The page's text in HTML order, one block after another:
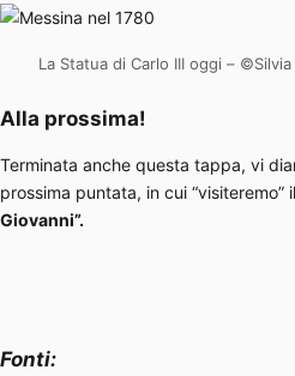
La Statua di Carlo III oggi –
Alla prossima!
Terminata anche questa tappa, vi
prossima puntata, in cui “visiteremo”
Giovanni”.
Fonti: